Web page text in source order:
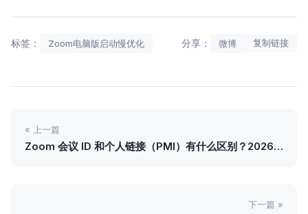
标签： Zoom电脑版启动慢优化 分享： 微博 复制链接
« 上一篇
Zoom 会议 ID 和个人链接（PMI）有什么区别？2026
下一篇 »